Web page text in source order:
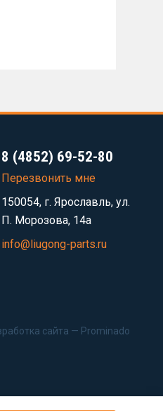
8 (4852) 69-52-80
Перезвонить мне
150054, г. Ярославль, ул.
П. Морозова, 14а
info@liugong-parts.ru
сайта — Prominado